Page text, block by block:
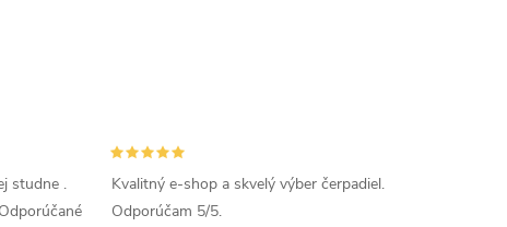
studne .
Kvalitný e-shop a skvelý výber čerpadiel.
Odporúčam 5/5.